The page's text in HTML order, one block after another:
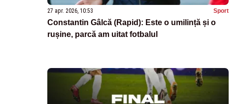
27 apr. 2026, 10:53 Sport
Constantin Gâlcă (Rapid): Este o umilință și o
rușine, parcă am uitat fotbalul